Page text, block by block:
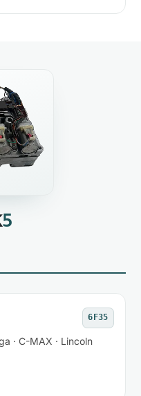
5
6F35
· C-MAX · Lincoln